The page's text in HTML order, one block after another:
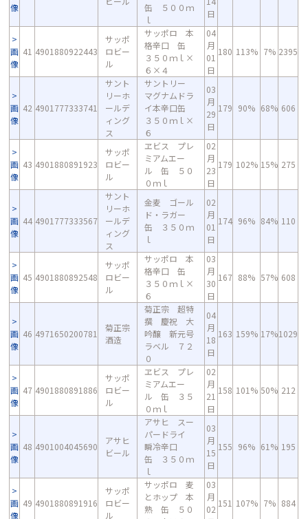
像
缶 ５００ｍ
ｌ
日
画
像
41 4901880922443
サッポ
ロビー
ル
サッポロ 本
格辛口 缶
３５０ｍｌ×
６×４
04
月
01
日
180 113% 7% 2395
画
像
42 4901777333741
サント
リーホ
ールデ
ィング
ス
サントリー
マグナムドラ
イ本辛口缶
３５０ｍｌ×
６
03
月
29
日
179 90% 68% 606
画
像
43 4901880891923
サッポ
ロビー
ル
ヱビス プレ
ミアムエー
ル 缶 ５０
０ｍｌ
02
月
23
日
179 102% 15% 275
画
像
44 4901777333567
サント
リーホ
ールデ
ィング
ス
金麦 ゴール
ド・ラガー
缶 ３５０ｍ
ｌ
02
月
01
日
174 96% 84% 110
画
像
45 4901880892548
サッポ
ロビー
ル
サッポロ 本
格辛口 缶
３５０ｍｌ×
６
03
月
30
日
167 88% 57% 608
画
像
46 4971650200781
菊正宗
酒造
菊正宗 超特
撰 慶祝 大
吟醸 新元号
ラベル ７２
０
04
月
18
日
163 159% 17%1029
画
像
47 4901880891886
サッポ
ロビー
ル
ヱビス プレ
ミアムエー
ル 缶 ３５
０ｍｌ
02
月
21
日
158 101% 50% 212
画
像
48 4901004045690
アサヒ
ビール
アサヒ スー
パードライ
瞬冷辛口
缶 ３５０ｍ
ｌ
03
月
15
日
155 96% 61% 195
画
像
49 4901880891916
サッポ
ロビー
ル
サッポロ 麦
とホップ 本
熟 缶 ５０
03
月
02
151 107% 7% 884